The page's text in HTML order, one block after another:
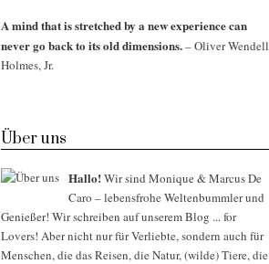
A mind that is stretched by a new experience can
never go back to its old dimensions.– Oliver Wendell
Holmes, Jr.
Über uns
Hallo!Wir sind Monique & Marcus De
Caro – lebensfrohe Weltenbummler und
Genießer! Wir schreiben auf unserem Blog ... for
Lovers! Aber nicht nur für Verliebte, sondern auch für
Menschen, die das Reisen, die Natur, (wilde) Tiere, die